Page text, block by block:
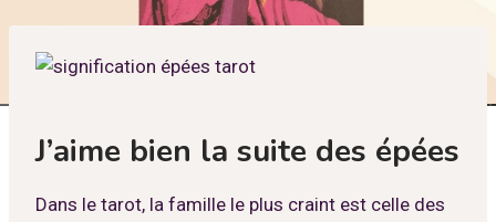
J’aime bien la suite des épées
Dans le tarot, la famille le plus craint est celle des